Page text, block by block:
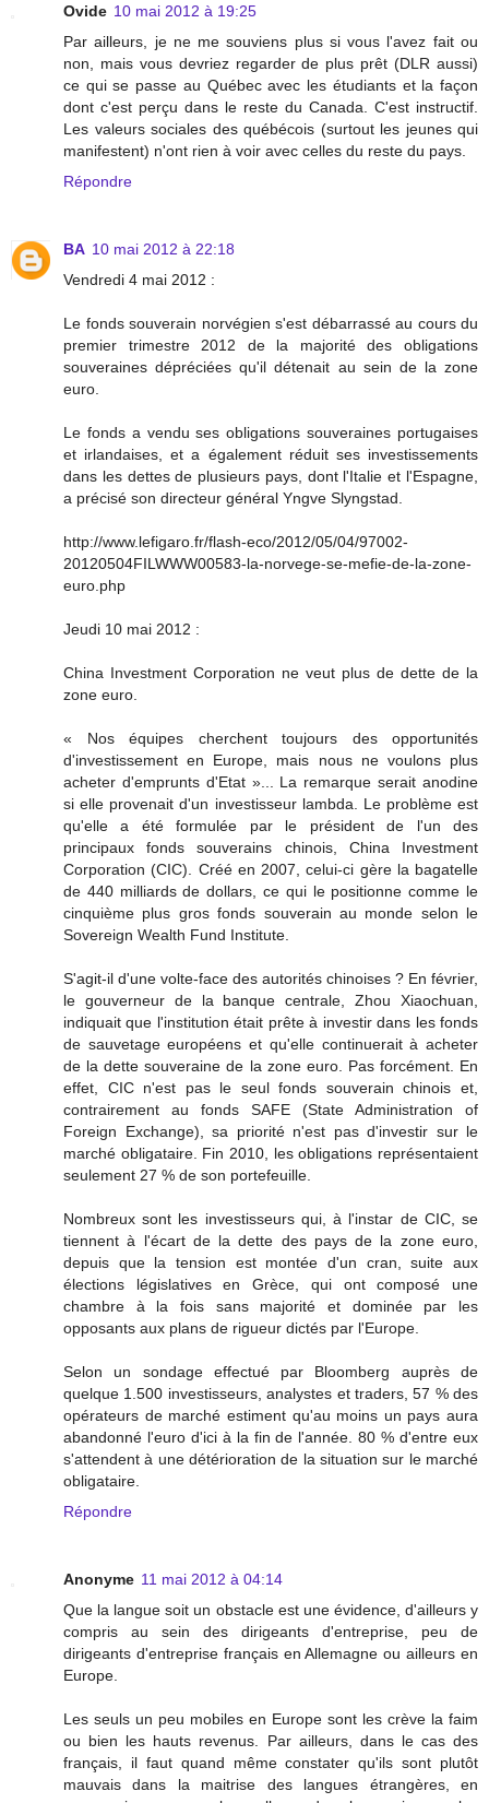
Ovide 10 mai 2012 à 19:25
Par ailleurs, je ne me souviens plus si vous l'avez fait ou
non, mais vous devriez regarder de plus prêt (DLR aussi)
ce qui se passe au Québec avec les étudiants et la façon
dont c'est perçu dans le reste du Canada. C'est instructif.
Les valeurs sociales des québécois (surtout les jeunes qui
manifestent) n'ont rien à voir avec celles du reste du pays.
Répondre
BA 10 mai 2012 à 22:18
Vendredi 4 mai 2012 :
Le fonds souverain norvégien s'est débarrassé au cours du
premier trimestre 2012 de la majorité des obligations
souveraines dépréciées qu'il détenait au sein de la zone
euro.
Le fonds a vendu ses obligations souveraines portugaises
et irlandaises, et a également réduit ses investissements
dans les dettes de plusieurs pays, dont l'Italie et l'Espagne,
a précisé son directeur général Yngve Slyngstad.
http://www.lefigaro.fr/flash-eco/2012/05/04/97002-
20120504FILWWW00583-la-norvege-se-mefie-de-la-zone-
euro.php
Jeudi 10 mai 2012 :
China Investment Corporation ne veut plus de dette de la
zone euro.
« Nos équipes cherchent toujours des opportunités
d'investissement en Europe, mais nous ne voulons plus
acheter d'emprunts d'Etat »... La remarque serait anodine
si elle provenait d'un investisseur lambda. Le problème est
qu'elle a été formulée par le président de l'un des
principaux fonds souverains chinois, China Investment
Corporation (CIC). Créé en 2007, celui-ci gère la bagatelle
de 440 milliards de dollars, ce qui le positionne comme le
cinquième plus gros fonds souverain au monde selon le
Sovereign Wealth Fund Institute.
S'agit-il d'une volte-face des autorités chinoises ? En février,
le gouverneur de la banque centrale, Zhou Xiaochuan,
indiquait que l'institution était prête à investir dans les fonds
de sauvetage européens et qu'elle continuerait à acheter
de la dette souveraine de la zone euro. Pas forcément. En
effet, CIC n'est pas le seul fonds souverain chinois et,
contrairement au fonds SAFE (State Administration of
Foreign Exchange), sa priorité n'est pas d'investir sur le
marché obligataire. Fin 2010, les obligations représentaient
seulement 27 % de son portefeuille.
Nombreux sont les investisseurs qui, à l'instar de CIC, se
tiennent à l'écart de la dette des pays de la zone euro,
depuis que la tension est montée d'un cran, suite aux
élections législatives en Grèce, qui ont composé une
chambre à la fois sans majorité et dominée par les
opposants aux plans de rigueur dictés par l'Europe.
Selon un sondage effectué par Bloomberg auprès de
quelque 1.500 investisseurs, analystes et traders, 57 % des
opérateurs de marché estiment qu'au moins un pays aura
abandonné l'euro d'ici à la fin de l'année. 80 % d'entre eux
s'attendent à une détérioration de la situation sur le marché
obligataire.
Répondre
Anonyme 11 mai 2012 à 04:14
Que la langue soit un obstacle est une évidence, d'ailleurs y
compris au sein des dirigeants d'entreprise, peu de
dirigeants d'entreprise français en Allemagne ou ailleurs en
Europe.
Les seuls un peu mobiles en Europe sont les crève la faim
ou bien les hauts revenus. Par ailleurs, dans le cas des
français, il faut quand même constater qu'ils sont plutôt
mauvais dans la maitrise des langues étrangères, en